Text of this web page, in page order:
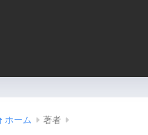
ホーム 著者